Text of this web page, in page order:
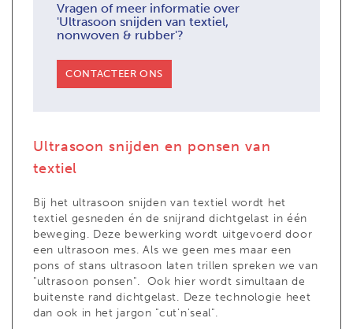
Vragen of meer informatie over
'Ultrasoon snijden van textiel,
nonwoven & rubber'?
CONTACTEER ONS
Ultrasoon snijden en ponsen van
textiel
Bij het ultrasoon snijden van textiel wordt het
textiel gesneden én de snijrand dichtgelast in één
beweging. Deze bewerking wordt uitgevoerd door
een ultrasoon mes. Als we geen mes maar een
pons of stans ultrasoon laten trillen spreken we van
"ultrasoon ponsen". Ook hier wordt simultaan de
buitenste rand dichtgelast. Deze technologie heet
dan ook in het jargon "cut'n'seal".